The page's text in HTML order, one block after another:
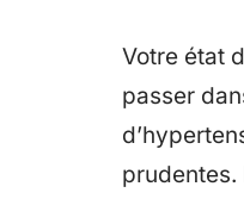
Votre état
passer